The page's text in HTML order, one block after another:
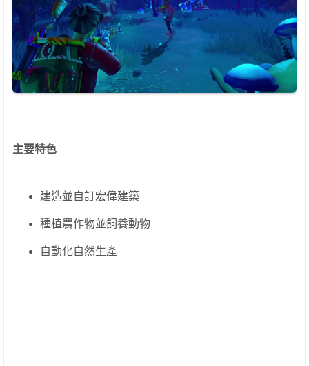
主要特色
建造並自訂宏偉建築
種植農作物並飼養動物
自動化自然生產